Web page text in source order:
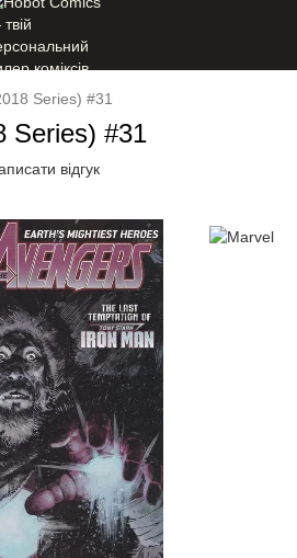
Series) #31
Series) #31
відгук